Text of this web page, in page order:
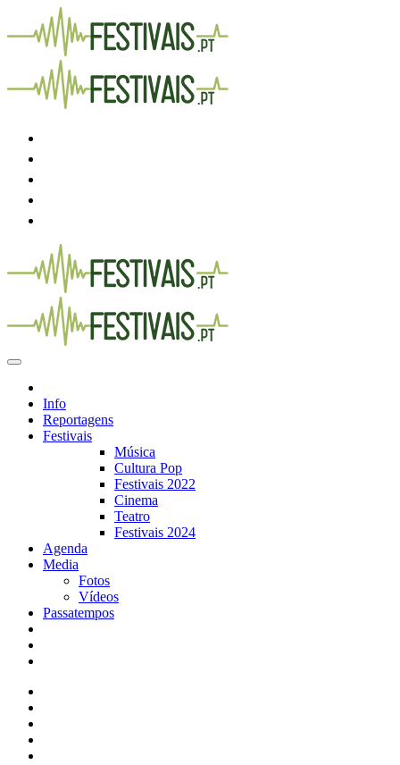
Info
Reportagens
Festivais
Música
Cultura Pop
Festivais 2022
Cinema
Teatro
Festivais 2024
Agenda
Media
Fotos
Vídeos
Passatempos